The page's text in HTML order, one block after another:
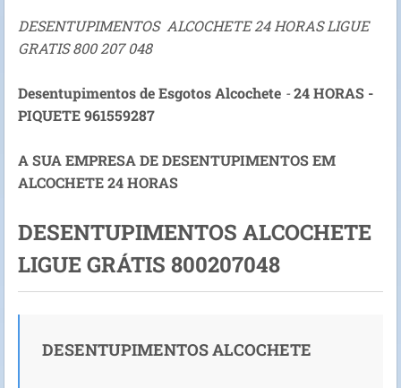
DESENTUPIMENTOS ALCOCHETE 24 HORAS LIGUE
GRATIS 800 207 048
Desentupimentos de Esgotos Alcochete -24 HORAS -
PIQUETE 961559287
A SUA EMPRESA DE DESENTUPIMENTOS EM
ALCOCHETE 24 HORAS
DESENTUPIMENTOS ALCOCHETE
LIGUE GRÁTIS 800207048
DESENTUPIMENTOS ALCOCHETE